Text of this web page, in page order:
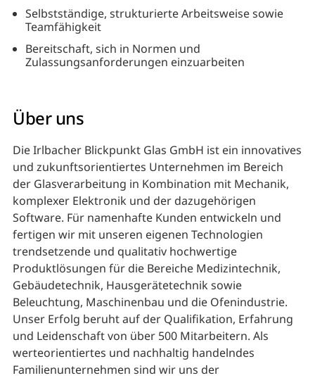
Selbstständige, strukturierte Arbeitsweise sowie
Teamfähigkeit
Bereitschaft, sich in Normen und
Zulassungsanforderungen einzuarbeiten
Über uns
Die Irlbacher Blickpunkt Glas GmbH ist ein innovatives
und zukunftsorientiertes Unternehmen im Bereich
der Glasverarbeitung in Kombination mit Mechanik,
komplexer Elektronik und der dazugehörigen
Software. Für namenhafte Kunden entwickeln und
fertigen wir mit unseren eigenen Technologien
trendsetzende und qualitativ hochwertige
Produktlösungen für die Bereiche Medizintechnik,
Gebäudetechnik, Hausgerätetechnik sowie
Beleuchtung, Maschinenbau und die Ofenindustrie.
Unser Erfolg beruht auf der Qualifikation, Erfahrung
und Leidenschaft von über 500 Mitarbeitern. Als
werteorientiertes und nachhaltig handelndes
Familienunternehmen sind wir uns der